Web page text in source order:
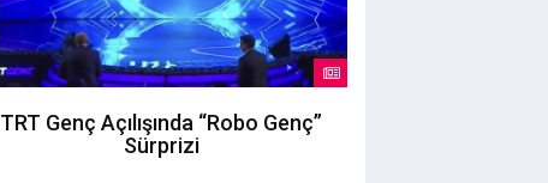
TRT Genç Açılışında “Robo Genç”
Sürprizi